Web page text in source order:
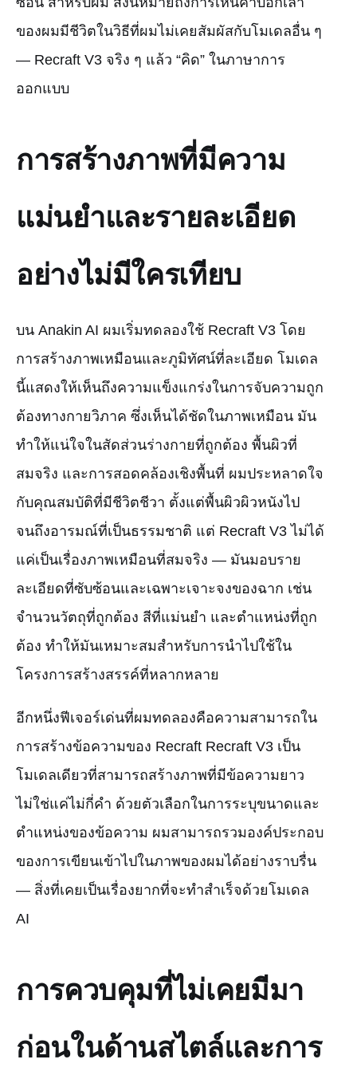
ของผมมีชีวิตในวิธีที่ผมไม่เคยสัมผัสกับโมเดลอื่น ๆ
— Recraft V3 จริง ๆ แล้ว “คิด” ในภาษาการ
ออกแบบ
การสร้างภาพที่มีความ
แม่นยำและรายละเอียด
อย่างไม่มีใครเทียบ
บน Anakin AI ผมเริ่มทดลองใช้ Recraft V3 โดย
การสร้างภาพเหมือนและภูมิทัศน์ที่ละเอียด โมเดล
นี้แสดงให้เห็นถึงความแข็งแกร่งในการจับความถูก
ต้องทางกายวิภาค ซึ่งเห็นได้ชัดในภาพเหมือน มัน
ทำให้แน่ใจในสัดส่วนร่างกายที่ถูกต้อง พื้นผิวที่
สมจริง และการสอดคล้องเชิงพื้นที่ ผมประหลาดใจ
กับคุณสมบัติที่มีชีวิตชีวา ตั้งแต่พื้นผิวผิวหนังไป
จนถึงอารมณ์ที่เป็นธรรมชาติ แต่ Recraft V3 ไม่ได้
แค่เป็นเรื่องภาพเหมือนที่สมจริง — มันมอบราย
ละเอียดที่ซับซ้อนและเฉพาะเจาะจงของฉาก เช่น
จำนวนวัตถุที่ถูกต้อง สีที่แม่นยำ และตำแหน่งที่ถูก
ต้อง ทำให้มันเหมาะสมสำหรับการนำไปใช้ใน
โครงการสร้างสรรค์ที่หลากหลาย
อีกหนึ่งฟีเจอร์เด่นที่ผมทดลองคือความสามารถใน
การสร้างข้อความของ Recraft Recraft V3 เป็น
โมเดลเดียวที่สามารถสร้างภาพที่มีข้อความยาว
ไม่ใช่แค่ไม่กี่คำ ด้วยตัวเลือกในการระบุขนาดและ
ตำแหน่งของข้อความ ผมสามารถรวมองค์ประกอบ
ของการเขียนเข้าไปในภาพของผมได้อย่างราบรื่น
— สิ่งที่เคยเป็นเรื่องยากที่จะทำสำเร็จด้วยโมเดล
AI
การควบคุมที่ไม่เคยมีมา
ก่อนในด้านสไตล์และการ